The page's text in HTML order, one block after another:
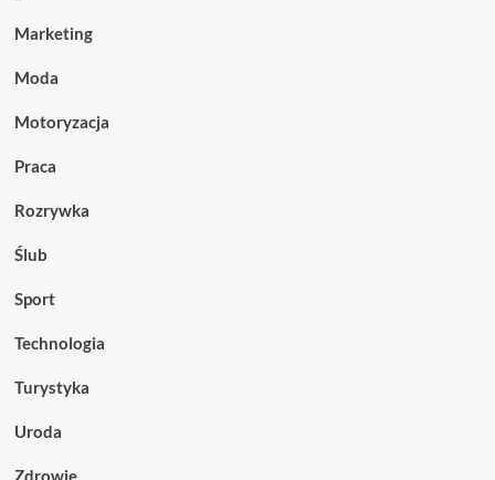
Marketing
Moda
Motoryzacja
Praca
Rozrywka
Ślub
Sport
Technologia
Turystyka
Uroda
Zdrowie